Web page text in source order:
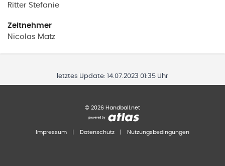
Ritter Stefanie
Zeitnehmer
Nicolas Matz
letztes Update: 14.07.2023 01:35 Uhr
© 2026 Handball.net
Impressum Datenschutz Nutzungsbedingungen